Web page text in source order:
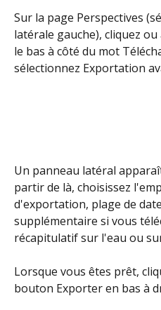
Sur la page Perspectives
latérale gauche), cliquez
le bas à côté du mot
sélectionnez Exportation
Un panneau latéral
partir de là, choisissez
d'exportation, plage de
supplémentaire si vous
récapitulatif sur l'eau ou
Lorsque vous êtes prêt,
bouton Exporter en bas à